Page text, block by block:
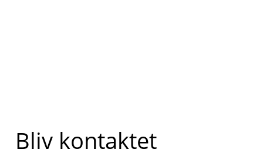
Bliv kontaktet